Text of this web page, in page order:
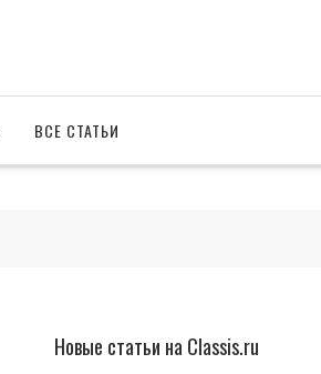
ВСЕ СТАТЬИ
Новые статьи на Classis.ru